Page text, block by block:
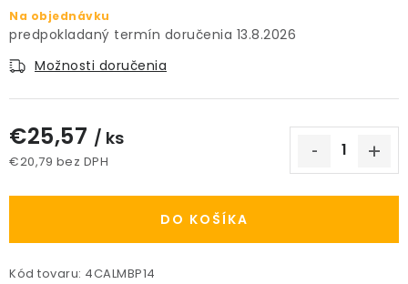
Obchodné podmienky
Podmienky ochrany osobných údajov
Na objednávku
13.8.2026
Možnosti doručenia
€25,57 / ks
€20,79 bez DPH
DO KOŠÍKA
Kód tovaru: 4CALMBP14